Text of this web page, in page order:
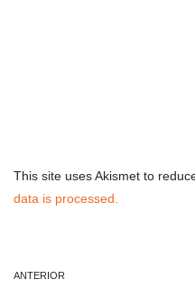
This site uses Akismet to
data is processed.
ANTERIOR